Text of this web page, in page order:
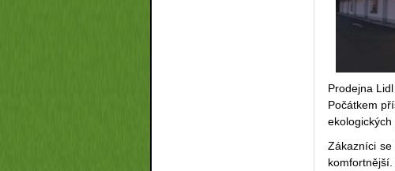
Prodejna
Počátkem
ekologických
Zákazníci